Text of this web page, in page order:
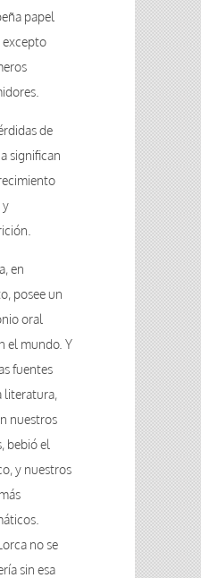
papel
de
significan
y
en
posee un
oral
el mundo. Y
fuentes
literatura,
nuestros
bebió el
y nuestros
no se
sin esa